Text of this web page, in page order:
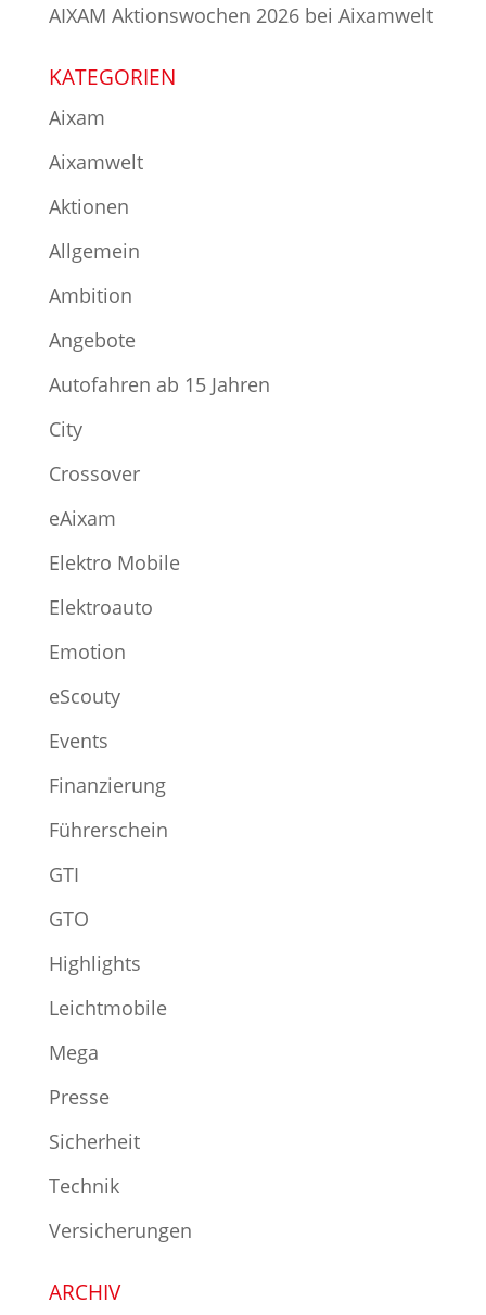
AIXAM Aktionswochen 2026 bei Aixamwelt
KATEGORIEN
Aixam
Aixamwelt
Aktionen
Allgemein
Ambition
Angebote
Autofahren ab 15 Jahren
City
Crossover
eAixam
Elektro Mobile
Elektroauto
Emotion
eScouty
Events
Finanzierung
Führerschein
GTI
GTO
Highlights
Leichtmobile
Mega
Presse
Sicherheit
Technik
Versicherungen
ARCHIV